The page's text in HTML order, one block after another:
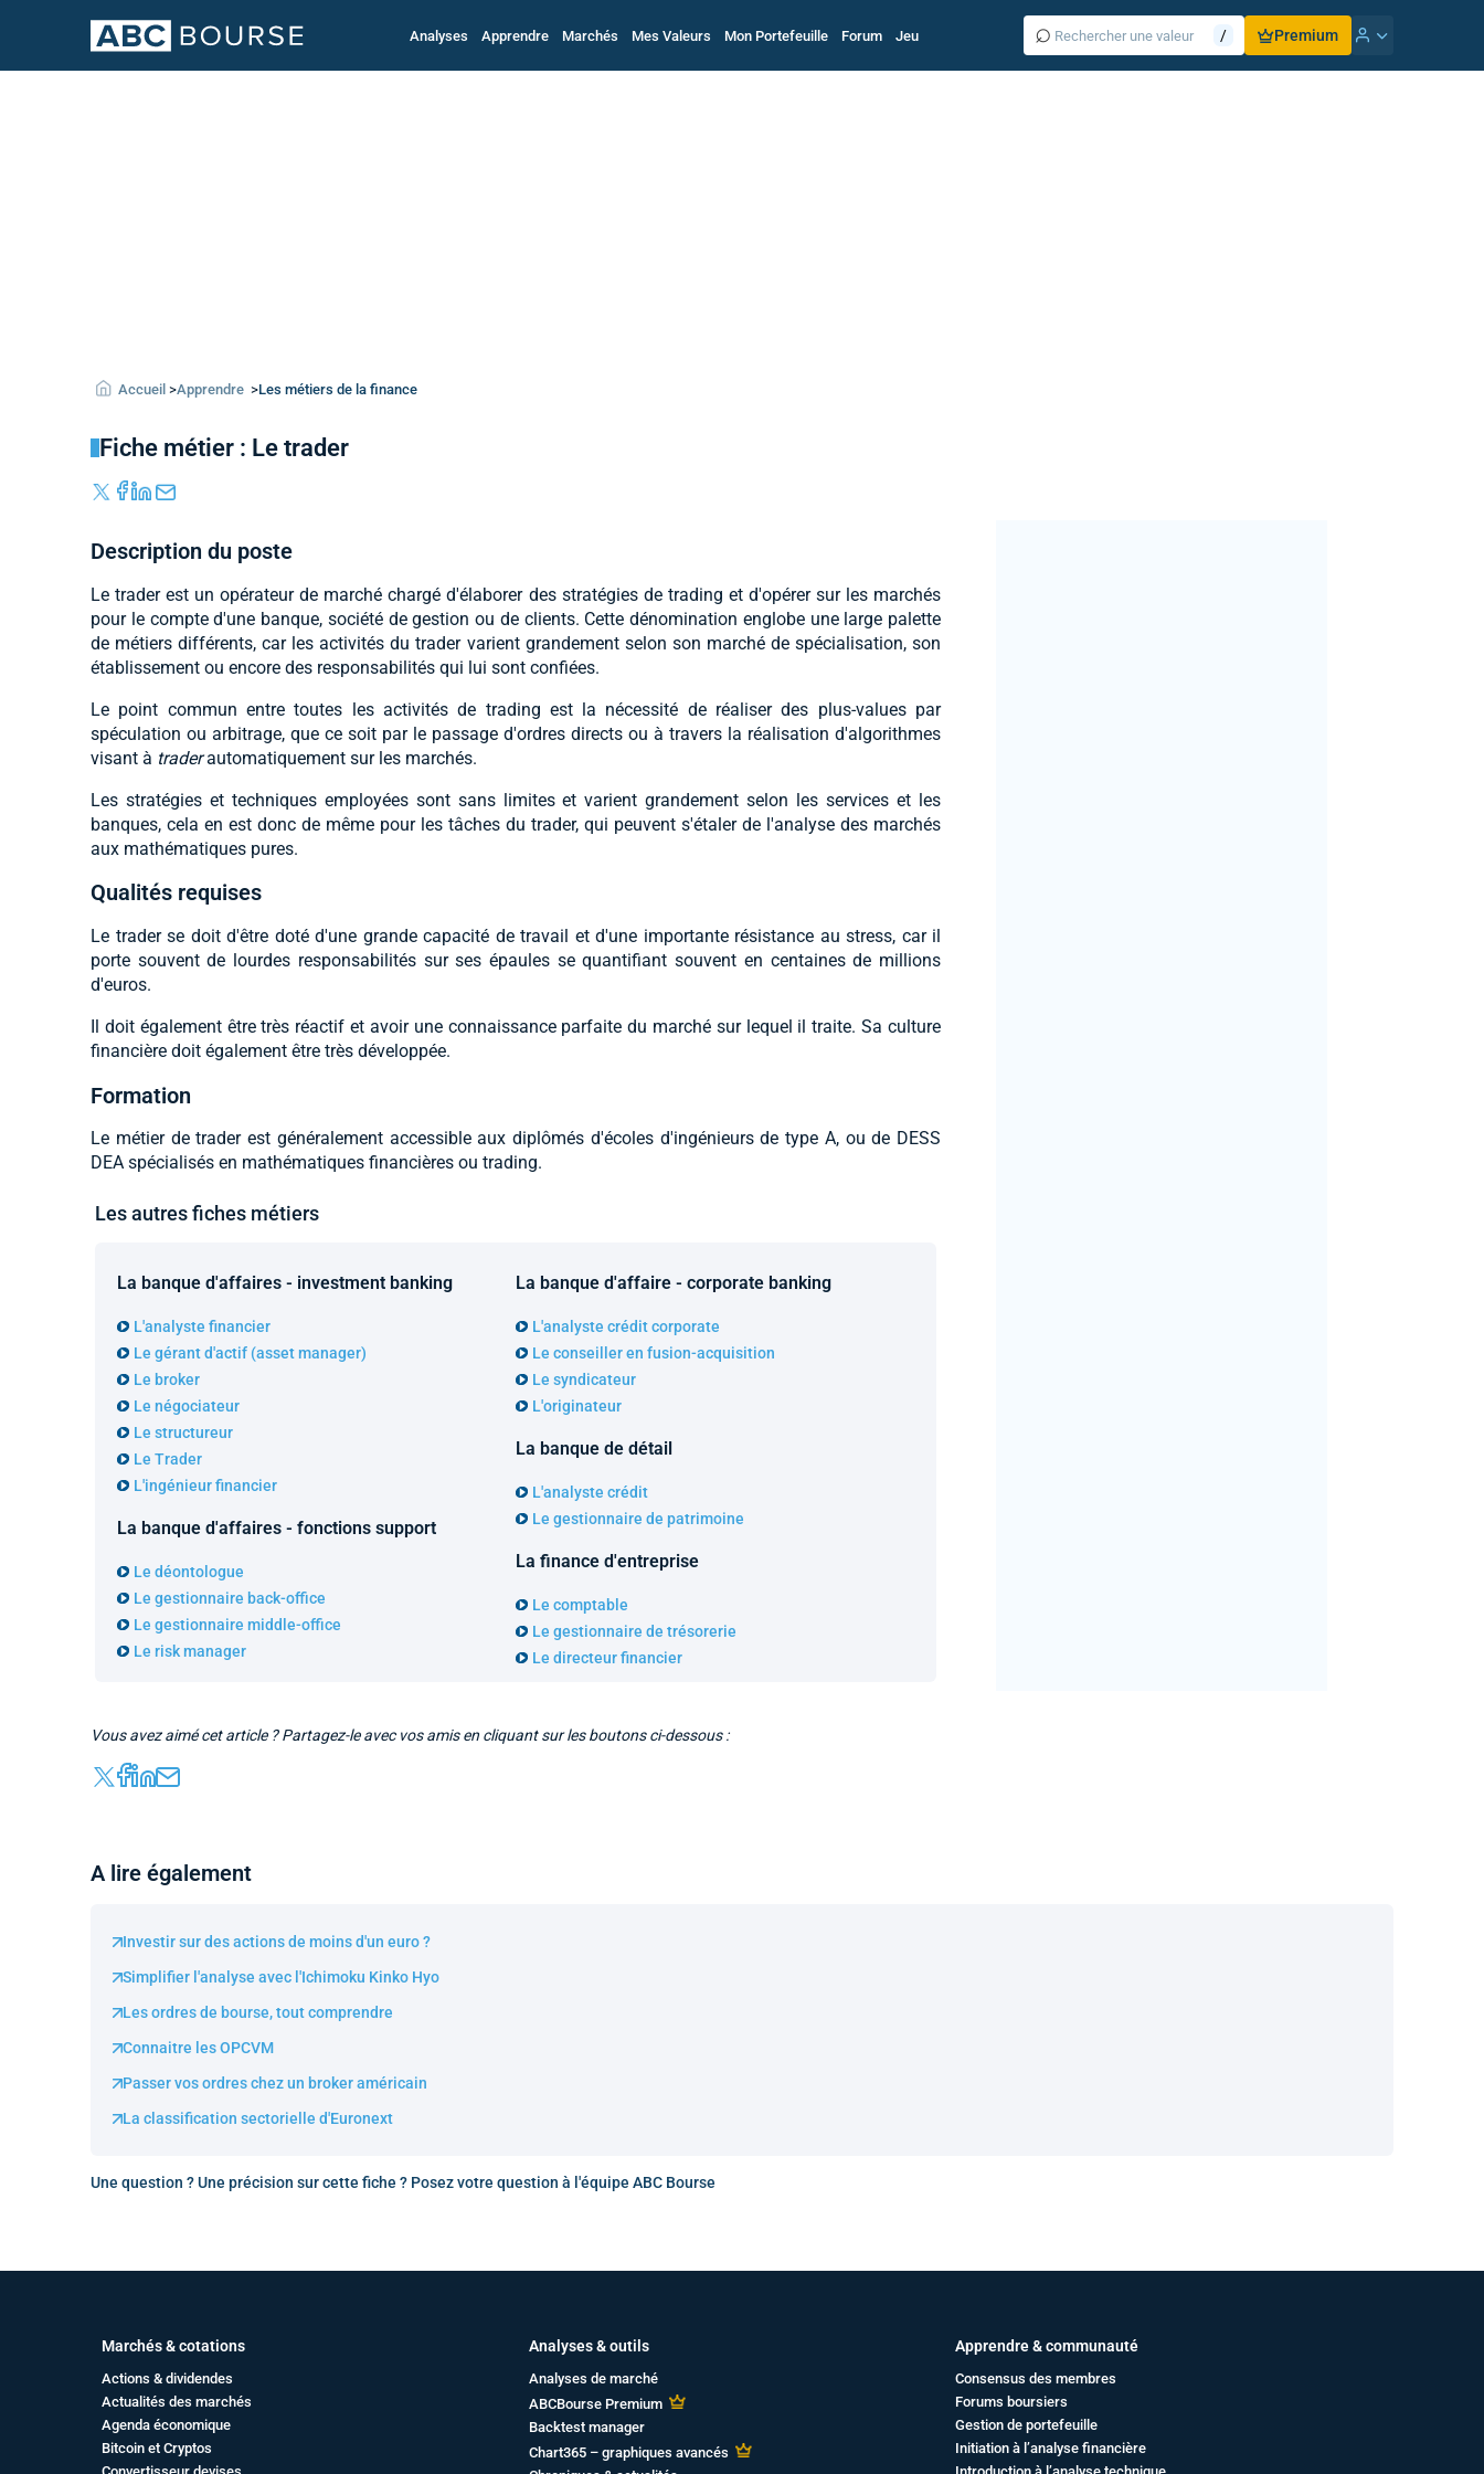
Analyses Apprendre Marchés Mes Valeurs Mon Portefeuille Forum Jeu ⌕ / Premium
Accueil >Apprendre >Les métiers de la finance
Fiche métier : Le trader
Description du poste
Le trader est un opérateur de marché chargé d'élaborer des stratégies de trading et d'opérer sur les marchés
pour le compte d'une banque, société de gestion ou de clients. Cette dénomination englobe une large palette
de métiers différents, car les activités du trader varient grandement selon son marché de spécialisation, son
établissement ou encore des responsabilités qui lui sont confiées.
Le point commun entre toutes les activités de trading est la nécessité de réaliser des plus-values par
spéculation ou arbitrage, que ce soit par le passage d'ordres directs ou à travers la réalisation d'algorithmes
visant à traderautomatiquement sur les marchés.
Les stratégies et techniques employées sont sans limites et varient grandement selon les services et les
banques, cela en est donc de même pour les tâches du trader, qui peuvent s'étaler de l'analyse des marchés
aux mathématiques pures.
Qualités requises
Le trader se doit d'être doté d'une grande capacité de travail et d'une importante résistance au stress, car il
porte souvent de lourdes responsabilités sur ses épaules se quantifiant souvent en centaines de millions
d'euros.
Il doit également être très réactif et avoir une connaissance parfaite du marché sur lequel il traite. Sa culture
financière doit également être très développée.
Formation
Le métier de trader est généralement accessible aux diplômés d'écoles d'ingénieurs de type A, ou de DESS
DEA spécialisés en mathématiques financières ou trading.
Les autres fiches métiers
La banque d'affaires - investment banking
L'analyste financier
Le gérant d'actif (asset manager)
Le broker
Le négociateur
Le structureur
Le Trader
L'ingénieur financier
La banque d'affaires - fonctions support
Le déontologue
Le gestionnaire back-office
Le gestionnaire middle-office
Le risk manager
La banque d'affaire - corporate banking
L'analyste crédit corporate
Le conseiller en fusion-acquisition
Le syndicateur
L'originateur
La banque de détail
L'analyste crédit
Le gestionnaire de patrimoine
La finance d'entreprise
Le comptable
Le gestionnaire de trésorerie
Le directeur financier
Vous avez aimé cet article ? Partagez-le avec vos amis en cliquant sur les boutons ci-dessous :
A lire également
Investir sur des actions de moins d'un euro ?
Simplifier l'analyse avec l'Ichimoku Kinko Hyo
Les ordres de bourse, tout comprendre
Connaitre les OPCVM
Passer vos ordres chez un broker américain
La classification sectorielle d'Euronext
Une question ? Une précision sur cette fiche ? Posez votre question à l'équipe ABC Bourse
Marchés & cotations
Actions & dividendes
Actualités des marchés
Agenda économique
Bitcoin et Cryptos
Analyses & outils
Analyses de marché
ABCBourse Premium
Backtest manager
Chart365 – graphiques avancés
Apprendre & communauté
Consensus des membres
Forums boursiers
Gestion de portefeuille
Initiation à l’analyse financière